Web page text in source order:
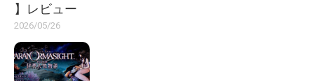
】レビュー
2026/05/26